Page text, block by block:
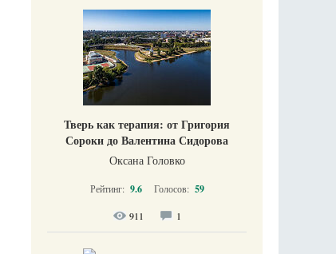
Тверь как терапия: от Григория
Сороки до Валентина Сидорова
Оксана Головко
Рейтинг: 9.6 Голосов: 59
911 1